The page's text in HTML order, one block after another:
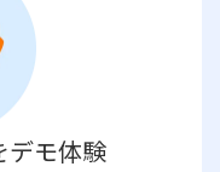
デモ体験